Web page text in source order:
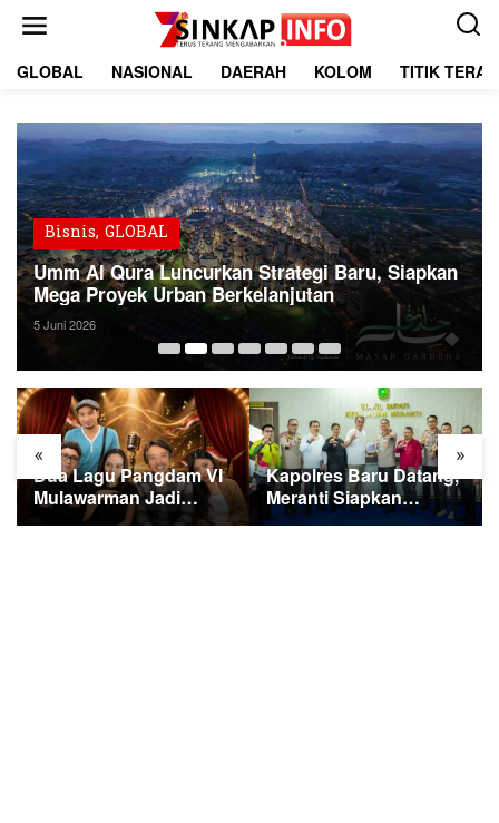
GLOBAL NASIONAL DAERAH KOLOM TITIK
Bisnis, GLOBAL
Umm Al Qura Luncurkan Strategi Baru, Siapkan
Mega Proyek Urban Berkelanjutan
5 Juni 2026
« »
Dua Lagu Pangdam VI
Mulawarman Jadi
Sorotan di Kompetisi
Kapolres Baru Datang,
Meranti Siapkan
Ekspedisi Merah Putih